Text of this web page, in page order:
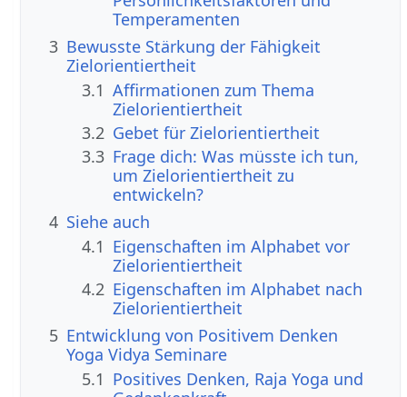
Temperamenten
3 Bewusste Stärkung der Fähigkeit
Zielorientiertheit
3.1 Affirmationen zum Thema
Zielorientiertheit
3.2 Gebet für Zielorientiertheit
3.3 Frage dich: Was müsste ich tun,
um Zielorientiertheit zu
entwickeln?
4 Siehe auch
4.1 Eigenschaften im Alphabet vor
Zielorientiertheit
4.2 Eigenschaften im Alphabet nach
Zielorientiertheit
5 Entwicklung von Positivem Denken
Yoga Vidya Seminare
5.1 Positives Denken, Raja Yoga und